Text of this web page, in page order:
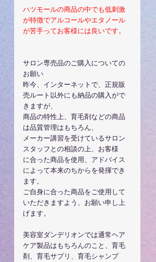
ハツモールの商品の中でも低刺激
が特徴でアルコールやエタノール
が苦手ってお客様には良いです。
サロン専売品のご購入についての
お願い
昨今、インターネットで、正規販
売ルート以外にも納品の購入がで
きますが、
商品の特性上、育毛剤などの商品
は品質管理はもちろん、
メーカー講習を受けているサロン
スタッフとの相談の上、お客様
に合った商品を使用、アドバイス
によって本来のちからを発揮でき
ます。
ご自身に合った商品をご使用して
いただきますよう、お願い申し上
げます。
美容室ダンデリオンでは通常ヘア
ケア製品はもちろんのこと、育毛
剤、育毛サプリ、育毛シャンプ